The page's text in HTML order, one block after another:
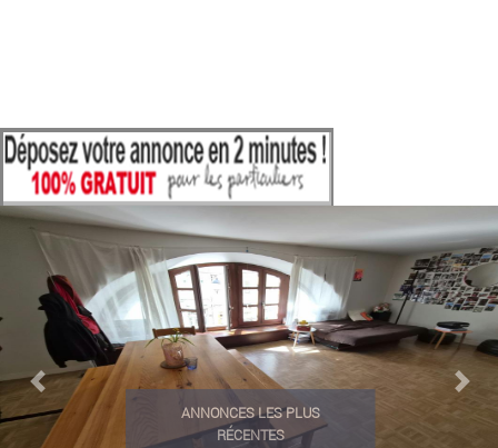
ANNONCES LES PLUS
RÉCENTES
Previous